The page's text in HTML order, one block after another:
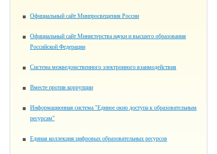
Официальный сайт Минпросвещения России
Официальный сайт Министерства науки и высшего образования
Российской Федерации
Система межведомственного электронного взаимодействия
Вместе против коррупции
Информационная система "Единое окно доступа к образовательным
ресурсам"
Единая коллекция цифровых образовательных ресурсов